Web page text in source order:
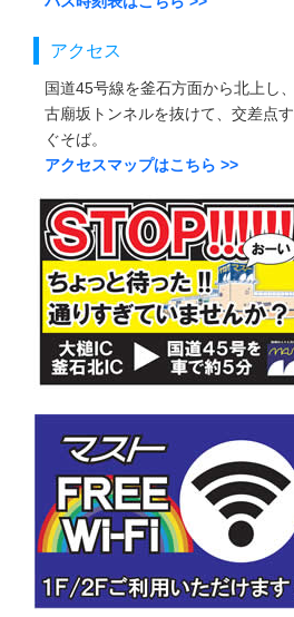
アクセス
国道45号線を釜石方面から北上し、
古廟坂トンネルを抜けて、交差点す
ぐそば。
アクセスマップはこちら >>